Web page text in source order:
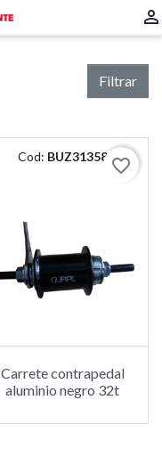

Filtrar
Cod: BUZ31358 favorite_border
Carrete contrapedal
aluminio negro 32t